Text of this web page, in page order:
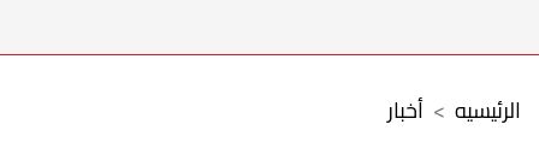
أخبار الرئيسيه